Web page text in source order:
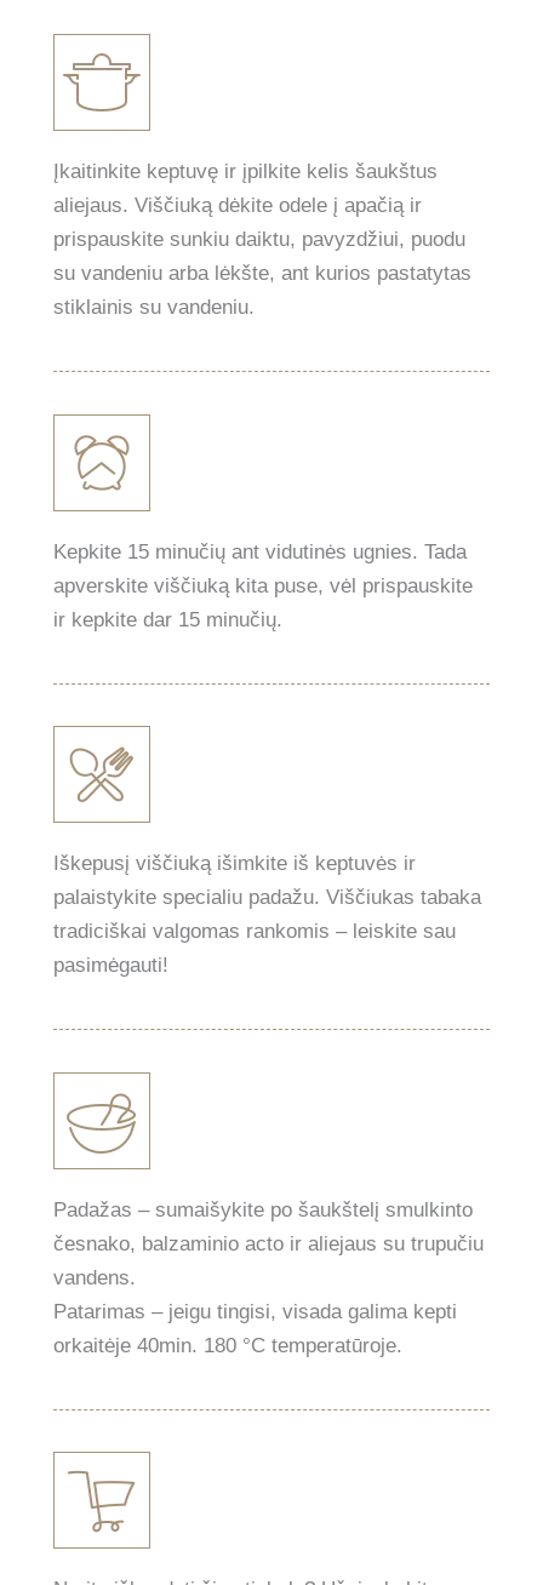
Įkaitinkite keptuvę ir įpilkite kelis šaukštus
aliejaus. Viščiuką dėkite odele į apačią ir
prispauskite sunkiu daiktu, pavyzdžiui, puodu
su vandeniu arba lėkšte, ant kurios pastatytas
stiklainis su vandeniu.
Kepkite 15 minučių ant vidutinės ugnies. Tada
apverskite viščiuką kita puse, vėl prispauskite
ir kepkite dar 15 minučių.
Iškepusį viščiuką išimkite iš keptuvės ir
palaistykite specialiu padažu. Viščiukas tabaka
tradiciškai valgomas rankomis – leiskite sau
pasimėgauti!
Padažas – sumaišykite po šaukštelį smulkinto
česnako, balzaminio acto ir aliejaus su trupučiu
vandens.
Patarimas – jeigu tingisi, visada galima kepti
orkaitėje 40min. 180 °C temperatūroje.